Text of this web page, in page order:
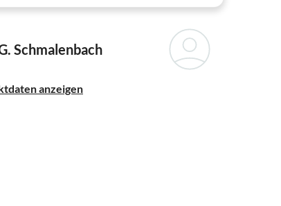
Schmalenbach
anzeigen